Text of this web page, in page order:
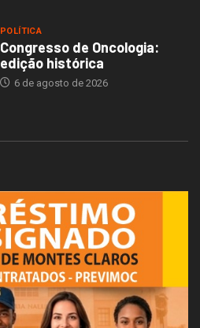
POLÍTICA
Congresso de Oncologia:
edição histórica
6 de agosto de 2026